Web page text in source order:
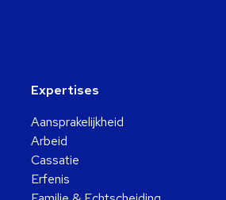
Expertises
Aansprakelijkheid
Arbeid
Cassatie
Erfenis